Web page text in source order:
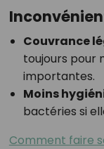
Couvrance
toujours pour
importantes.
Moins
bactéries si
Comment faire